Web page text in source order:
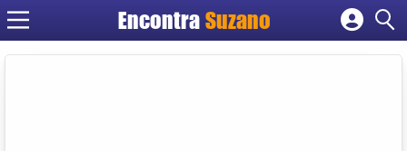
EncontraSuzano
Cadastrar empresa